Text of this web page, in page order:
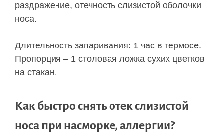
раздражение, отечность слизистой оболочки
носа.
Длительность запаривания: 1 час в термосе.
Пропорция – 1 столовая ложка сухих цветков
на стакан.
Как быстро снять отек слизистой
носа при насморке, аллергии?